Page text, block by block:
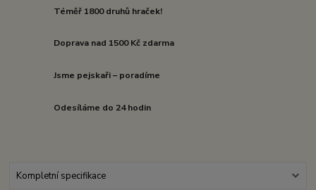
Téměř 1800 druhů hraček!
Doprava nad 1500 Kč zdarma
Jsme pejskaři – poradíme
Odesíláme do 24 hodin
Kompletní specifikace